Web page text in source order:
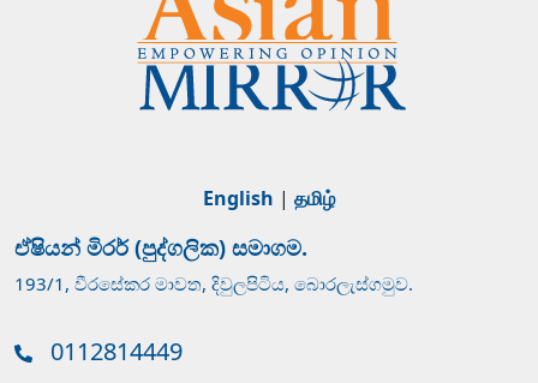
English | தமிழ்
ඒෂියන් මිරර් (පුද්ගලික) සමාගම.
193/1, වීරසේකර මාවත, දිවුලපිටිය, බොරලැස්ගමුව.
0112814449